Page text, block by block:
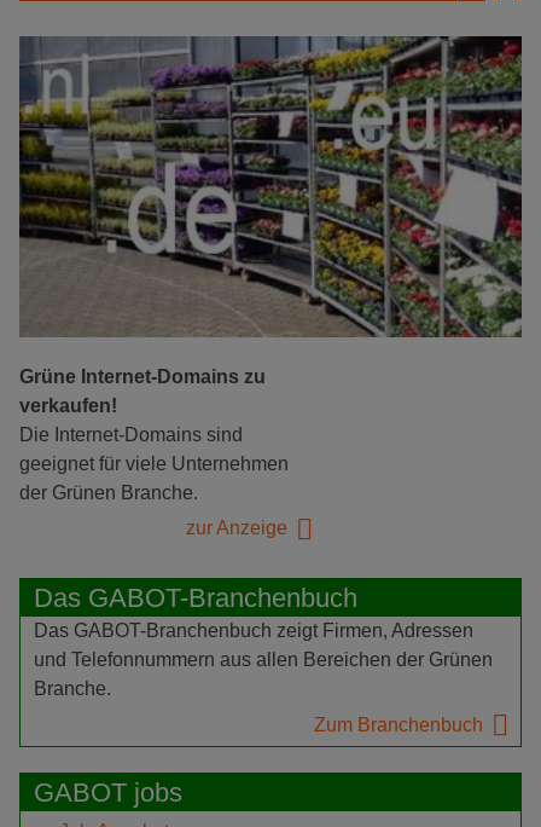
Grüne Internet-Domains zu
verkaufen!
Die Internet-Domains sind
geeignet für viele Unternehmen
der Grünen Branche.
zur Anzeige
Das GABOT-Branchenbuch
Das GABOT-Branchenbuch zeigt Firmen, Adressen
und Telefonnummern aus allen Bereichen der Grünen
Branche.
Zum Branchenbuch
GABOT jobs